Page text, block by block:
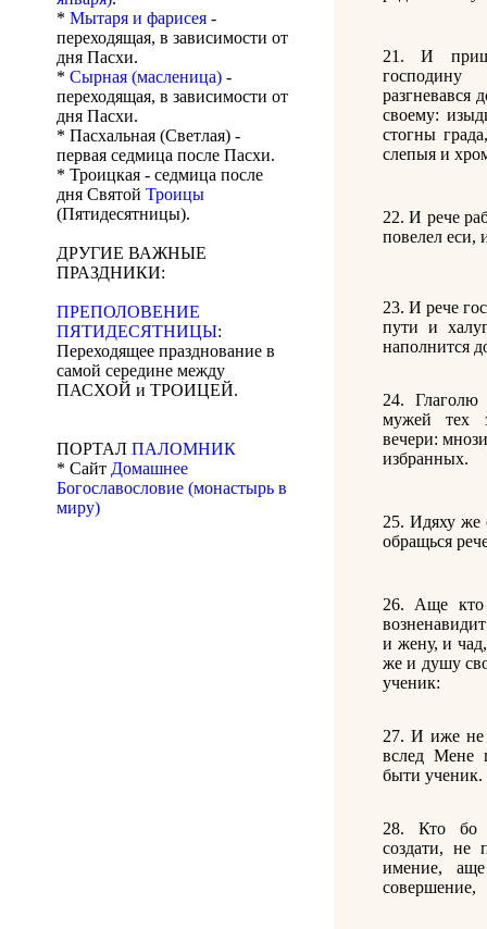
* Мытаря и фарисея -
переходящая, в зависимости от
дня Пасхи.
* Сырная (масленица) -
переходящая, в зависимости от
дня Пасхи.
* Пасхальная (Светлая) -
первая седмица после Пасхи.
* Троицкая - седмица после
дня Святой Троицы
(Пятидесятницы).
ДРУГИЕ ВАЖНЫЕ
ПРАЗДНИКИ:
ПРЕПОЛОВЕНИЕ
ПЯТИДЕСЯТНИЦЫ:
Переходящее празднование в
самой середине между
ПАСХОЙ и ТРОИЦЕЙ.
ПОРТАЛ ПАЛОМНИК
* Сайт Домашнее
Богославословие (монастырь в
миру)
21. И
разгневався
своему:
стогны
слепыя и
22. И рече
повелел еси,
23. И рече
пути и
наполнится
24.
мужей тех
вечери:
избранных.
25. Идяху
обращься
26. Аще
и жену, и
же и душу
ученик:
27. И иже не
вслед Мене
быти ученик.
28. Кто бо
создати, не
имение,
совершение,